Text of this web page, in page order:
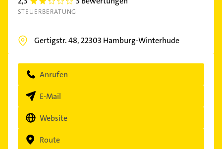
2.3
STEUERBERATUNG
Gertigstr. 48, 22303 Hamburg-Winterhude
Anrufen
E-Mail
Website
Route